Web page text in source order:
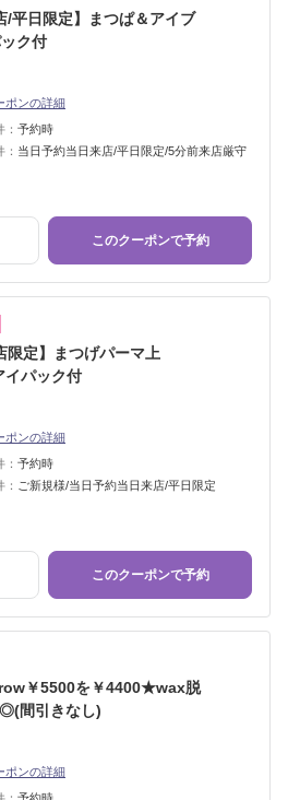
/平日限定】まつぱ＆アイブ
ク付
ポンの詳細
予約時
当日予約当日来店/平日限定/5分前来店厳守
このクーポンで予約
限定】まつげパーマ上
イパック付
ポンの詳細
予約時
ご新規様/当日予約当日来店/平日限定
このクーポンで予約
￥5500を￥4400★wax脱
間引きなし)
ポンの詳細